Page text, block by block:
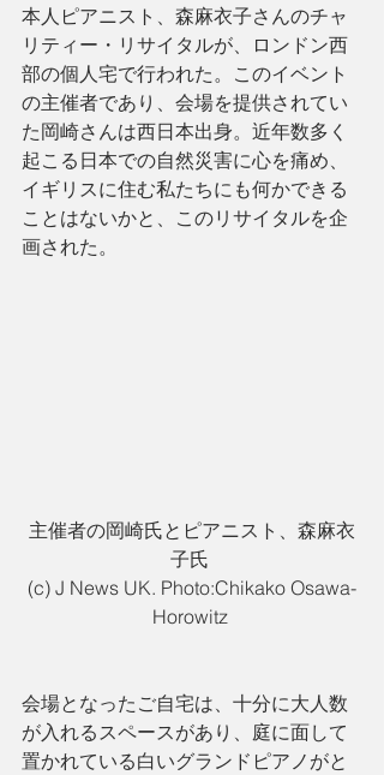
本人ピアニスト、森麻衣子さんのチャ
リティー・リサイタルが、ロンドン西
部の個人宅で行われた。このイベント
の主催者であり、会場を提供されてい
た岡崎さんは西日本出身。近年数多く
起こる日本での自然災害に心を痛め、
イギリスに住む私たちにも何かできる
ことはないかと、このリサイタルを企
画された。
主催者の岡崎氏とピアニスト、森麻衣
子氏
(c) J News UK. Photo:Chikako Osawa-
Horowitz
会場となったご自宅は、十分に大人数
が入れるスペースがあり、庭に面して
置かれている白いグランドピアノがと